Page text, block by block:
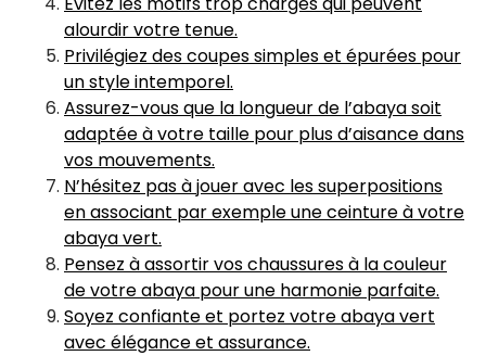
alourdir votre tenue.
Privilégiez des coupes simples et épurées pour
un style intemporel.
Assurez-vous que la longueur de l’abaya soit
adaptée à votre taille pour plus d’aisance dans
vos mouvements.
N’hésitez pas à jouer avec les superpositions
en associant par exemple une ceinture à votre
abaya vert.
Pensez à assortir vos chaussures à la couleur
de votre abaya pour une harmonie parfaite.
Soyez confiante et portez votre abaya vert
avec élégance et assurance.